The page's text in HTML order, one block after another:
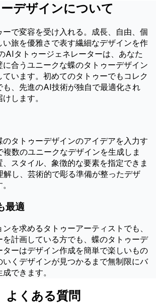
デザインについて
ーで変容を受け入れる。成長、自由、個
い旅を優雅さで表す繊細なデザインを作
AIタトゥージェネレーターは、あなた
合うユニークな蝶のタトゥーデザイン
います。初めてのタトゥーでもコレク
も、先進のAI技術が独自で最適化され
します。
タトゥーデザインのアイデアを入力す
数のユニークなデザインを生成しま
スタイル、象徴的な要素を指定できま
し、芸術的で彫る準備が整ったデザ
最適
を求めるタトゥーアーティストでも、
計画している方でも、蝶のタトゥーデ
ーはデザイン作成を簡単で楽しいもの
いくデザインが見つかるまで無制限にバ
できます。
よくある質問